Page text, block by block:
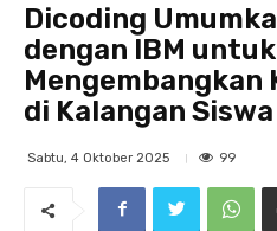
Dicoding
dengan IBM untuk
Mengembangkan
di Kalangan
Sabtu, 4 Oktober 2025 99